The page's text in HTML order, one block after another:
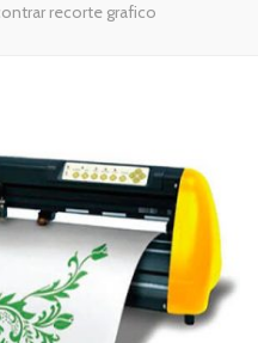
recorte grafico